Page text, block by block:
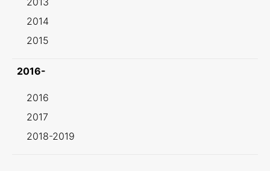
2014
2015
2016-
2016
2017
2018-2019